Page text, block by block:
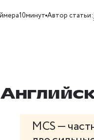
10минут Автор статьи:
MCS —